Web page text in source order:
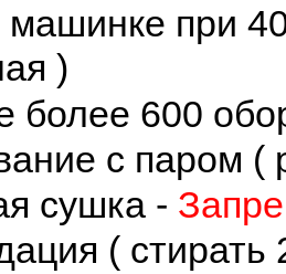
машинке при
)
более 600
с паром (
сушка -
( стирать